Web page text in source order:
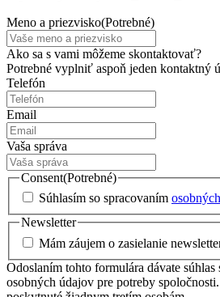
Meno a priezvisko(Potrebné)
Ako sa s vami môžeme skontaktovať?
Potrebné vyplniť aspoň jeden kontaktný
Telefón
Email
Vaša správa
Consent(Potrebné)
Súhlasím so spracovaním
Newsletter
Mám záujem o zasielanie
Odoslaním tohto formulára dávate súhlas
osobných údajov pre potreby